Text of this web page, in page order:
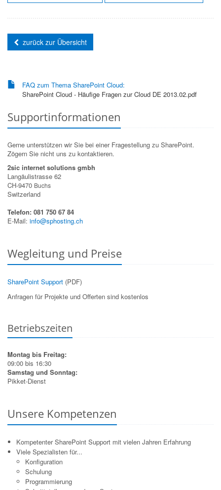
zurück zur Übersicht
FAQ zum Thema SharePoint Cloud:
SharePoint Cloud - Häufige Fragen zur Cloud DE 2013.02.pdf
Supportinformationen
Gerne unterstützen wir Sie bei einer Fragestellung zu SharePoint.
Zögern Sie nicht uns zu kontaktieren.
2sic internet solutions gmbh
Langäulistrasse 62
CH-9470 Buchs
Switzerland
Telefon: 081 750 67 84
E-Mail: info@sphosting.ch
Wegleitung und Preise
SharePoint Support (PDF)
Anfragen für Projekte und Offerten sind kostenlos
Betriebszeiten
Montag bis Freitag:
09:00 bis 16:30
Samstag und Sonntag:
Pikket-Dienst
Unsere Kompetenzen
Kompetenter SharePoint Support mit vielen Jahren Erfahrung
Viele Spezialisten für...
Konfiguration
Schulung
Programmierung